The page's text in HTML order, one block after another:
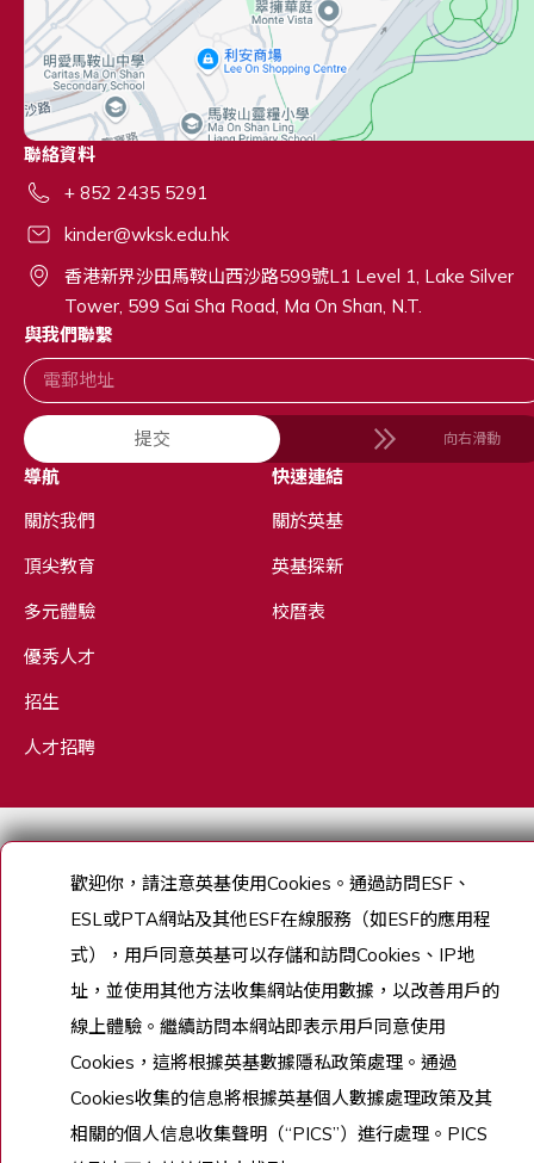
聯絡資料
+ 852 2435 5291
kinder@wksk.edu.hk
香港新界沙田馬鞍山西沙路599號L1 Level 1, Lake Silver
Tower, 599 Sai Sha Road, Ma On Shan, N.T.
與我們聯繫
提交 向右滑動
導航
關於我們
頂尖教育
多元體驗
優秀人才
招生
人才招聘
快速連結
關於英基
英基探新
校曆表
網站地圖歡迎你，請注意英基使用Cookies 。通過訪問ESF 、
ESL或PTA網站及其他ESF在線服務（如ESF的應用程
式），用戶同意英基可以存儲和訪問Cookies 、 IP地
址，並使用其他方法收集網站使用數據，以改善用戶的
線上體驗。繼續訪問本網站即表示用戶同意使用
Cookies ，這將根據英基數據隱私政策處理。通過
Cookies收集的信息將根據英基個人數據處理政策及其
相關的個人信息收集聲明（“PICS”）進行處理。 PICS